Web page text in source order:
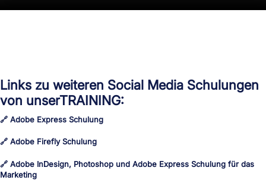
Links zu weiteren Social Media Schulungen
von unserTRAINING:
🔗 Adobe Express Schulung
🔗 Adobe Firefly Schulung
🔗 Adobe InDesign, Photoshop und Adobe Express Schulung für das
Marketing